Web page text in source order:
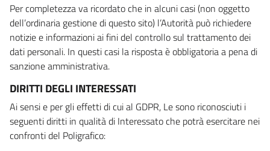
Per completezza va ricordato che in alcuni casi (non oggetto
dell’ordinaria gestione di questo sito) l’Autorità può richiedere
notizie e informazioni ai fini del controllo sul trattamento dei
dati personali. In questi casi la risposta è obbligatoria a pena di
sanzione amministrativa.
DIRITTI DEGLI INTERESSATI
Ai sensi e per gli effetti di cui al GDPR, Le sono riconosciuti i
seguenti diritti in qualità di Interessato che potrà esercitare nei
confronti del Poligrafico: